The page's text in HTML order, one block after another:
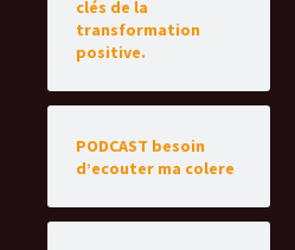
clés de la
transformation
positive.
PODCAST besoin
d’ecouter ma colere